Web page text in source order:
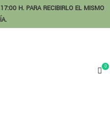
H. PARA RECIBIRLO EL MISMO
0